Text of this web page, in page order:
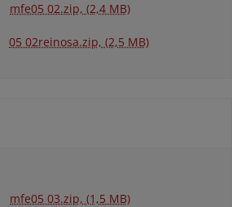
mfe05 02.zip, (2,4 MB)
05 02reinosa.zip, (2,5 MB)
mfe05 03.zip, (1,5 MB)